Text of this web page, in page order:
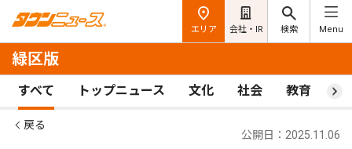
エリア 会社・IR 検索 Menu
緑区版
すべて トップニュース 文化 社会 教育 ス
戻る
公開日：2025.11.06